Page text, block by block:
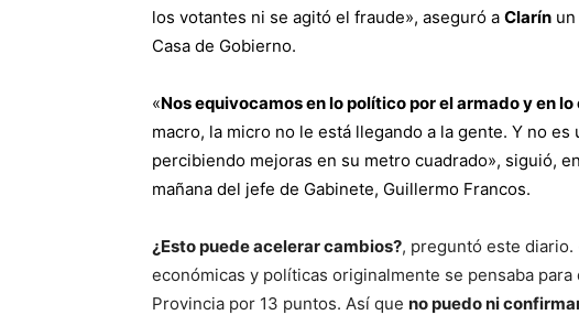
los votantes ni se agitó el fraude», aseguró a Clarín
Casa de Gobierno.
«Nos equivocamos en lo político por el armado y en
macro, la micro no le está llegando a la gente. Y no
percibiendo mejoras en su metro cuadrado», siguió,
mañana del jefe de Gabinete, Guillermo Francos.
¿Esto puede acelerar cambios?, preguntó este diario.
económicas y políticas originalmente se pensaba
Provincia por 13 puntos. Así que no puedo ni